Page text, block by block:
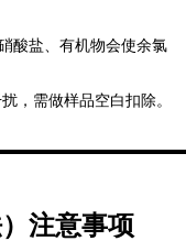
酸盐、有机物会使余氯
，需做样品空白扣除。
注意事项